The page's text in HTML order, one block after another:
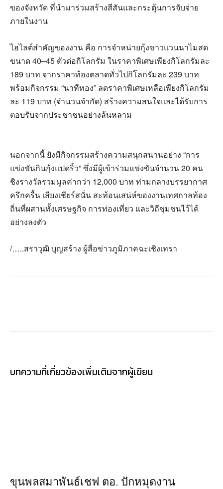
ของจังหวัด ที่นำมาร่วมสร้างสีสันและกระตุ้นการจับจ่าย
ภายในงาน
ไฮไลต์สำคัญของงาน คือ การจำหน่ายกุ้งขาวแวนนาไมสด
ขนาด 40–45 ตัวต่อกิโลกรัม ในราคาพิเศษเพียงกิโลกรัมละ
189 บาท จากราคาท้องตลาดทั่วไปกิโลกรัมละ 239 บาท
พร้อมกิจกรรม “นาทีทอง” ลดราคาพิเศษเหลือเพียงกิโลกรัม
ละ 119 บาท (จำนวนจำกัด) สร้างความสนใจและได้รับการ
ตอบรับจากประชาชนอย่างล้นหลาม
นอกจากนี้ ยังมีกิจกรรมสร้างความสนุกสนานอย่าง “การ
แข่งขันกินกุ้งแปดริ้ว” ซึ่งมีผู้เข้าร่วมแข่งขันจำนวน 20 คน
ชิงรางวัลรวมมูลค่ากว่า 12,000 บาท ท่ามกลางบรรยากาศ
ครึกครื้น เสียงเชียร์สนั่น สะท้อนเสน่ห์ของงานเทศกาลท้อง
ถิ่นที่ผสานทั้งเศรษฐกิจ การท่องเที่ยว และวิถีชุมชนไว้ได้
อย่างลงตัว
/…..สราวุฒิ บุญสร้าง ผู้สื่อข่าวภูมิภาคฉะเชิงเทรา
บทความที่เกี่ยวข้องเพิ่มเติมจากผู้เขียน
ขุนพลสมาพันธ์เชฟ ตอ. ปักหมุดงาน